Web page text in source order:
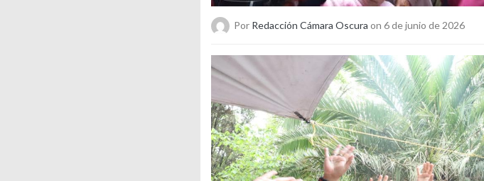
Por Redacción Cámara Oscura on 6 de junio de 2026